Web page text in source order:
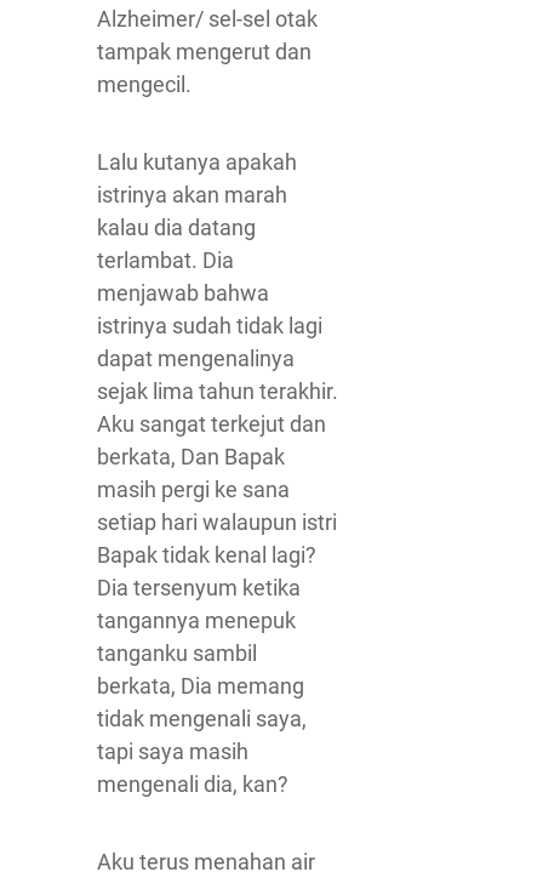
Alzheimer/ sel-sel otak
tampak mengerut dan
mengecil.
Lalu kutanya apakah
istrinya akan marah
kalau dia datang
terlambat. Dia
menjawab bahwa
istrinya sudah tidak lagi
dapat mengenalinya
sejak lima tahun terakhir.
Aku sangat terkejut dan
berkata, Dan Bapak
masih pergi ke sana
setiap hari walaupun istri
Bapak tidak kenal lagi?
Dia tersenyum ketika
tangannya menepuk
tanganku sambil
berkata, Dia memang
tidak mengenali saya,
tapi saya masih
mengenali dia, kan?
Aku terus menahan air